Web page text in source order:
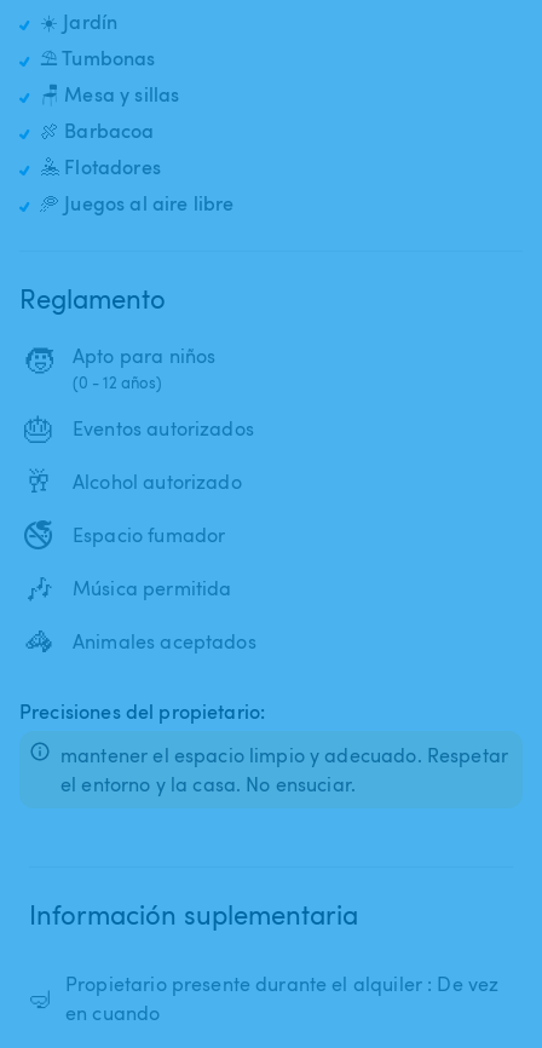
☀️ Jardín
⛱️ Tumbonas
🪑 Mesa y sillas
🍖 Barbacoa
🤽 Flotadores
🥏 Juegos al aire libre
Reglamento
🧒 Apto para niños
(0 - 12 años)
🎂 Eventos autorizados
🥂 Alcohol autorizado
🚭 Espacio fumador
🎶 Música permitida
🦓 Animales aceptados
Precisiones del propietario:
mantener el espacio limpio y adecuado. Respetar
el entorno y la casa. No ensuciar.
Información suplementaria
🤿
Propietario presente durante el alquiler : De vez
en cuando